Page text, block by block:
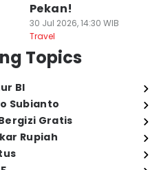
Pekan!
30 Jul 2026, 14:30 WIB
Travel
Topics
BI
Subianto
Gratis
Rupiah